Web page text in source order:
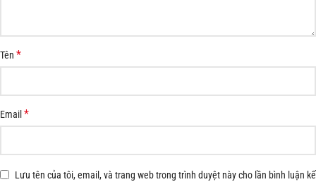
Tên *
Email *
Lưu tên của tôi, email, và trang web trong trình duyệt này cho lần bình luận kế